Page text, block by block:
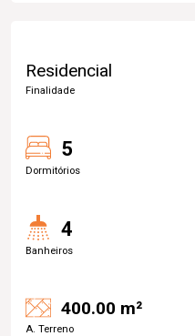
Residencial
Finalidade
5
Dormitórios
4
Banheiros
400.00 m²
A. Terreno